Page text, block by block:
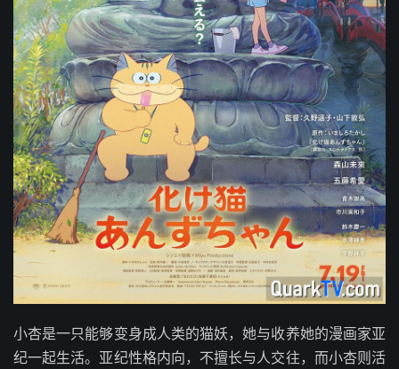
小杏是一只能够变身成人类的猫妖，她与收养她的漫画家亚
纪一起生活。亚纪性格内向，不擅长与人交往，而小杏则活